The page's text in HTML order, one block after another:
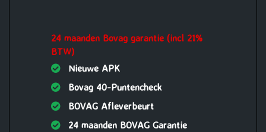
- 12 maanden Bovag garantie op motor
en versnellingsbak of 15.000 km,
(reparatie en onderhoud
werkzaamheden uit te voeren bij
Vakgarage Verheul)
24 maanden Bovag garantie (incl 21%
BTW)
Nieuwe APK
Bovag 40-Puntencheck
BOVAG Afleverbeurt
24 maanden BOVAG Garantie